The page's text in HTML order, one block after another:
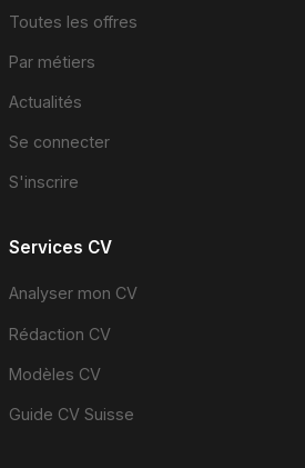
Toutes les offres
Par métiers
Actualités
Se connecter
S'inscrire
Services CV
Analyser mon CV
Rédaction CV
Modèles CV
Guide CV Suisse